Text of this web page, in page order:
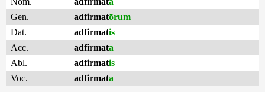
Gen.
adfirmatōrum
Dat.
adfirmatis
Acc.
adfirmata
Abl.
adfirmatis
Voc.
adfirmata